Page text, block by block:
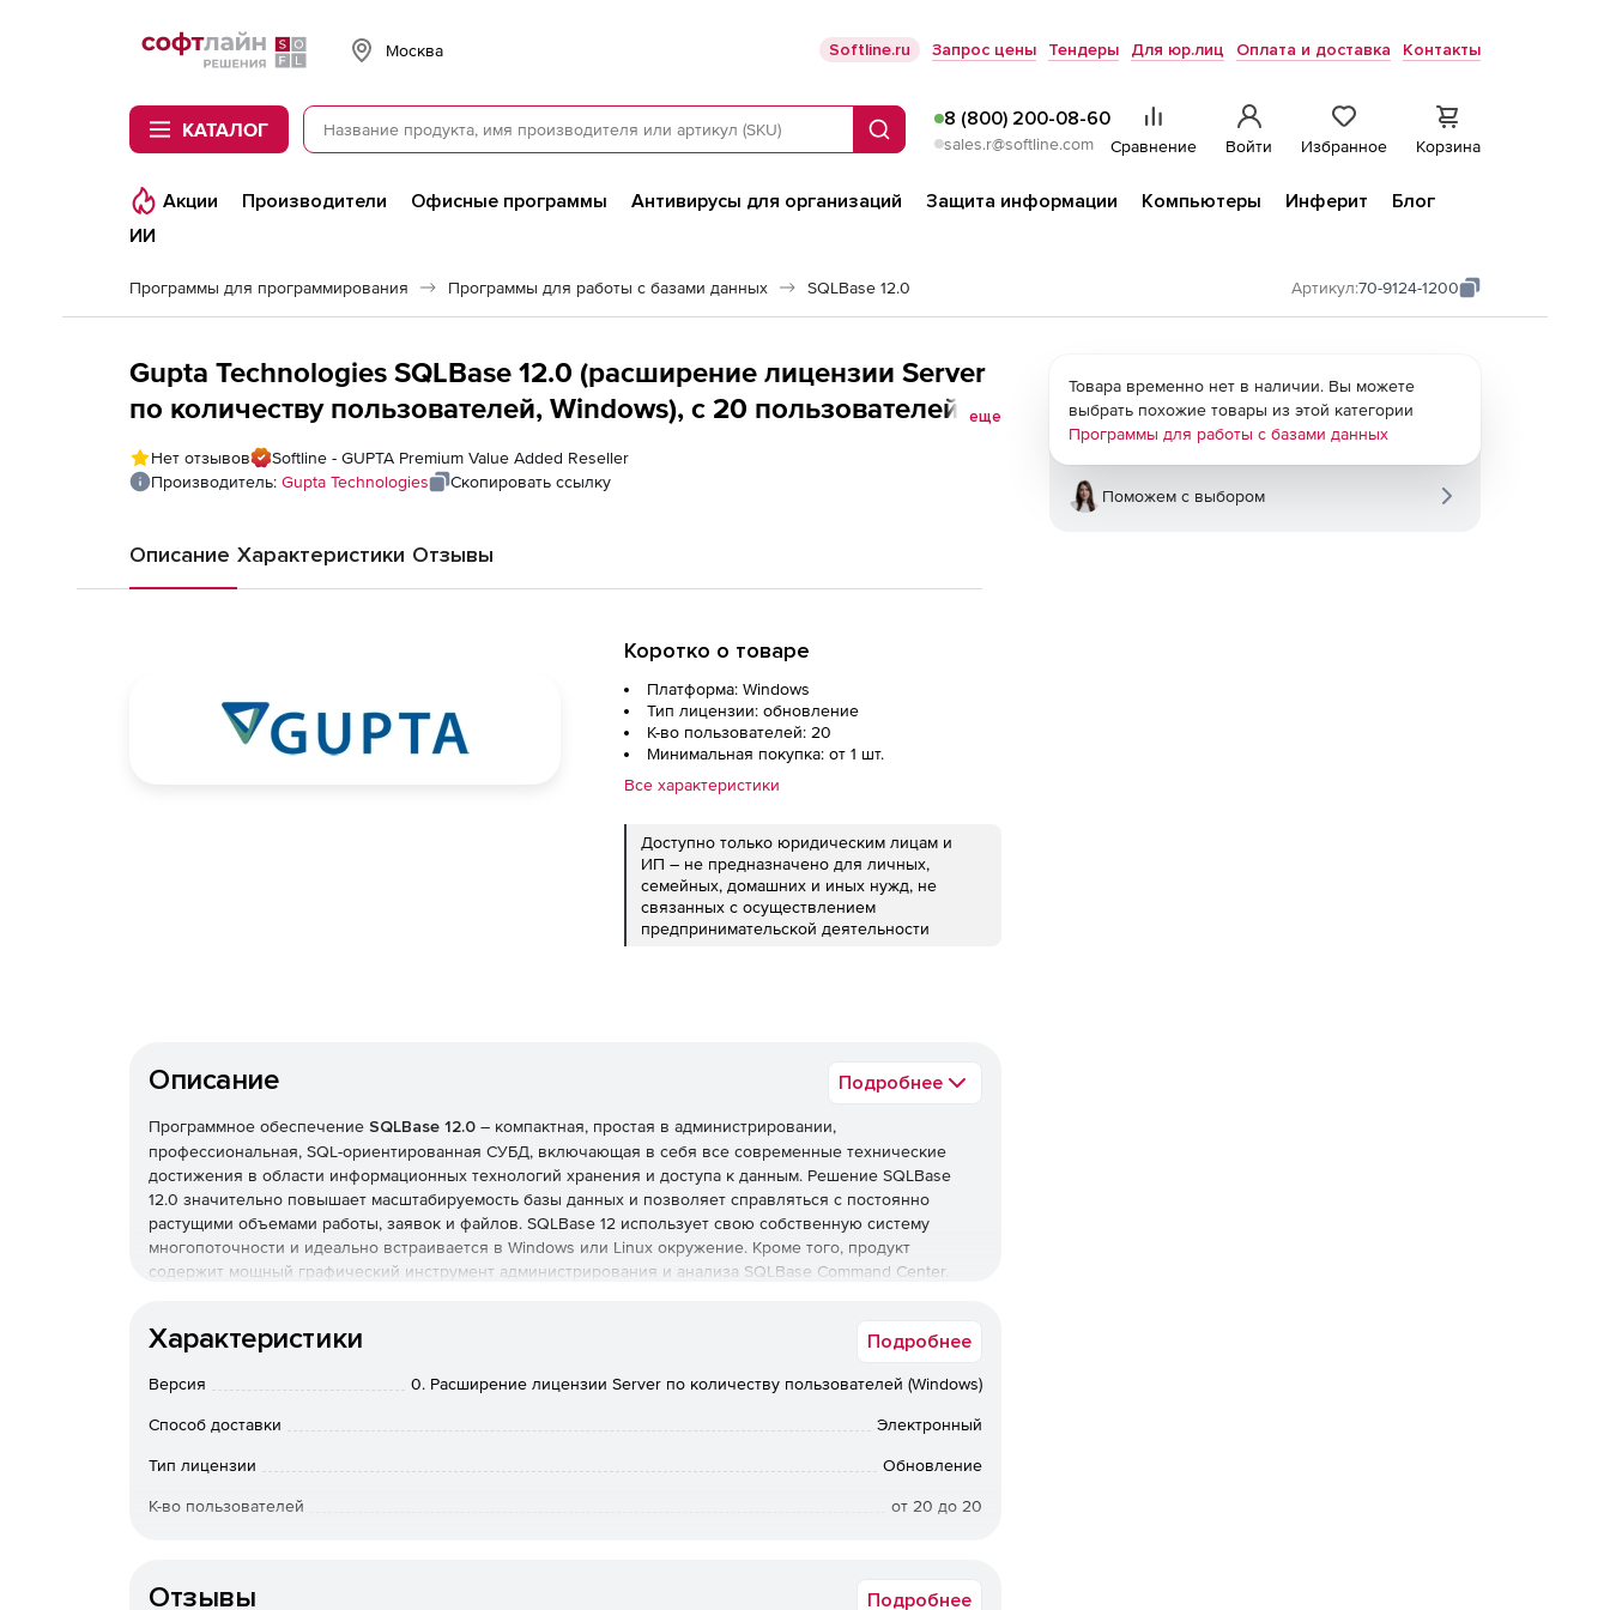
Softline
Москва Softline.ru Запрос цены Тендеры Для юр.лиц Оплата и доставка Контакты
КАТАЛОГ Поиск
8 (800) 200-08-60
sales.r@softline.com Сравнение Войти Избранное Корзина
Акции Производители Офисные программы Антивирусы для организаций Защита информации Компьютеры Инферит
Блог
ИИ
Программы для программирования Программы для работы с базами данных SQLBase 12.0 Артикул:70-9124-1200
Gupta Technologies SQLBase 12.0 (расширение лицензии Server
по количеству пользователей, Windows), с 20 пользователей до
Open Server
еще
Нет отзывов
Softline - GUPTA Premium Value Added Reseller
Производитель: Gupta Technologies Скопировать ссылку
Описание Характеристики Отзывы
Коротко о товаре
Платформа: Windows
Тип лицензии: обновление
К-во пользователей: 20
Минимальная покупка: от 1 шт.
Все характеристики
Доступно только юридическим лицам и
ИП – не предназначено для личных,
семейных, домашних и иных нужд, не
связанных с осуществлением
предпринимательской деятельности
Описание Подробнее
Программное обеспечение SQLBase 12.0 – компактная, простая в администрировании,
профессиональная, SQL-ориентированная СУБД, включающая в себя все современные технические
достижения в области информационных технологий хранения и доступа к данным. Решение SQLBase
12.0 значительно повышает масштабируемость базы данных и позволяет справляться с постоянно
растущими объемами работы, заявок и файлов. SQLBase 12 использует свою собственную систему
многопоточности и идеально встраивается в Windows или Linux окружение. Кроме того, продукт
содержит мощный графический инструмент администрирования и анализа SQLBase Command Center.
SQLBase является простой в использовании и управлении базой данных для построения исходной
до неограниченного количества пользователей.
Основные особенности:
Поддержка Windows 10 и RedHat Linux 6, 7.
Встроенная база драйверов .NET DB, OLE DB, ODBC и JDBC.
приложений. Для решения также характерны очень простая интеграция в системы разработки и
Характеристики Подробнее
Версия 0. Расширение лицензии Server по количеству пользователей (Windows)
Способ доставки Электронный
Тип лицензии Обновление
К-во пользователей от 20 до 20
Отзывы Подробнее
Товара временно нет в наличии. Вы можете
выбрать похожие товары из этой категории
Программы для работы с базами данных
Поможем с выбором